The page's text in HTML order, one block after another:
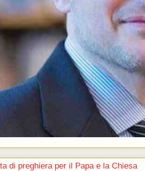
di preghiera per il Papa e la Chiesa